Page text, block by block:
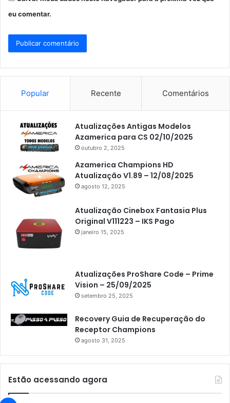
eu comentar.
Popular Recente Comentários
Atualizações Antigas Modelos
Azamerica para CS 02/10/2025
outubro 2, 2025
Azamerica Champions HD
Atualização V1.89 – 12/08/2025
agosto 12, 2025
Atualização Cinebox Fantasia Plus
Original V111223 – IKS Pago
janeiro 15, 2025
Atualizações ProShare Code – Prime
Vision – 25/09/2025
setembro 25, 2025
Recovery Guia de Recuperação do
Receptor Champions
agosto 31, 2025
Estão acessando agora